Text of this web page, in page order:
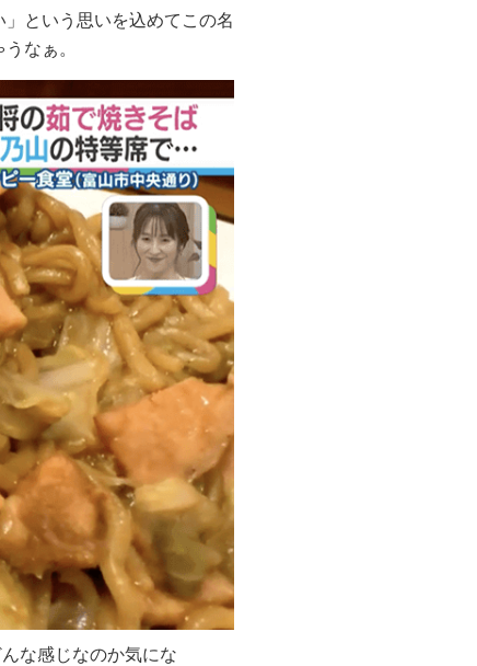
という思いを込めてこの名
なぁ。
な感じなのか気にな